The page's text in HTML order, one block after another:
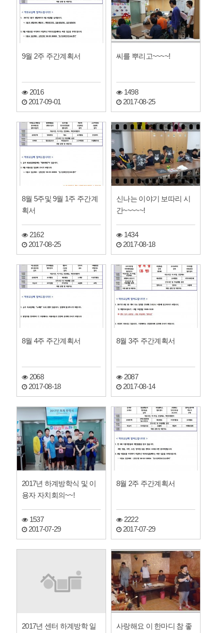
9월 2주 주간계획서
2016
2017-09-01
씨를 뿌리고~~~~!
1498
2017-08-25
8월 5주및 9월 1주 주간계
획서
2162
2017-08-25
신나는 이야기 보따리 시
간~~~~~!
1434
2017-08-18
8월 4주 주간계획서
2068
2017-08-18
8월 3주 주간계획서
2087
2017-08-14
2017년 하계방학식 및 이
용자 자치회의~~!
1537
2017-07-29
8월 2주 주간계획서
2222
2017-07-29
2017년 센터 하계방학 일
사랑해요 이 한마디 참 좋